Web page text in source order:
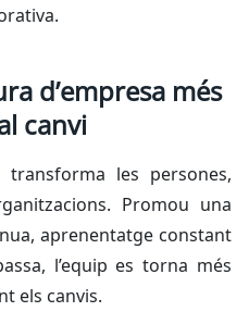
d’empresa més
canvi
transforma les persones,
Promou una
aprenentatge constant
l’equip es torna més
els canvis.